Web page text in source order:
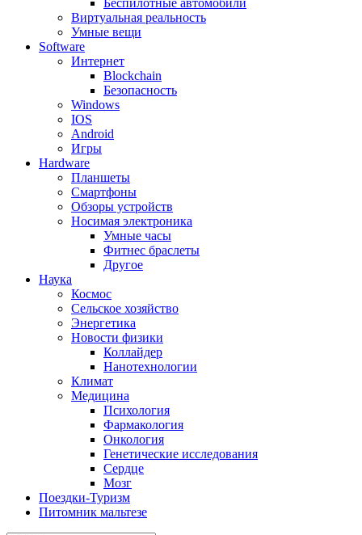
Виртуальная реальность
Умные вещи
Software
Интернет
Blockchain
Безопасность
Windows
IOS
Android
Игры
Hardware
Планшеты
Смартфоны
Обзоры устройств
Носимая электроника
Умные часы
Фитнес браслеты
Другое
Наука
Космос
Сельское хозяйство
Энергетика
Новости физики
Коллайдер
Нанотехнологии
Климат
Медицина
Психология
Фармакология
Онкология
Генетические исследования
Сердце
Мозг
Поездки-Туризм
Питомник мальтезе